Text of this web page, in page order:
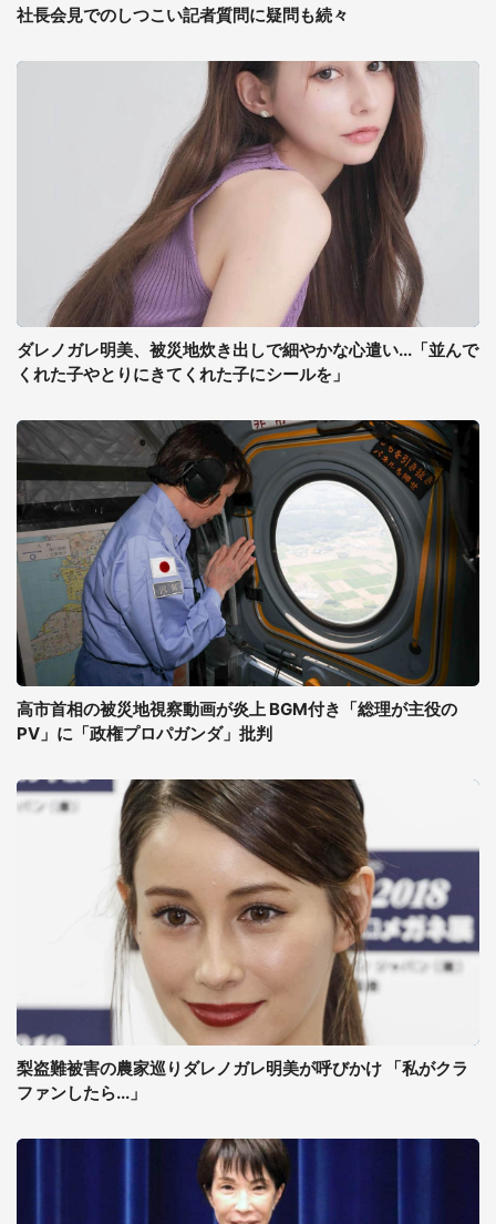
社長会見でのしつこい記者質問に疑問も続々
ダレノガレ明美、被災地炊き出しで細やかな心遣い...「並んで
くれた子やとりにきてくれた子にシールを」
高市首相の被災地視察動画が炎上 BGM付き「総理が主役の
PV」に「政権プロパガンダ」批判
梨盗難被害の農家巡りダレノガレ明美が呼びかけ 「私がクラ
ファンしたら...」